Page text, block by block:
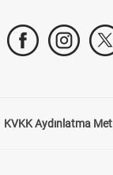
KVKK Aydınlatma